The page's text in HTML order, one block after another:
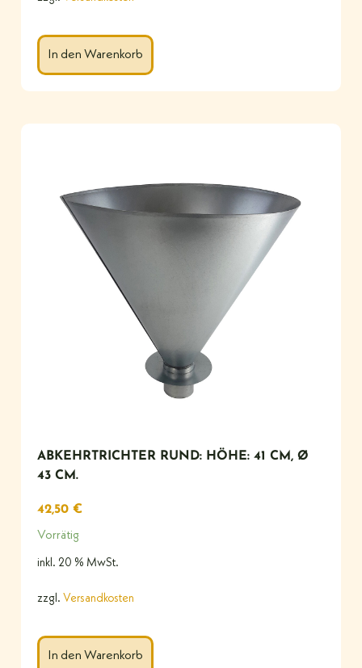
In den Warenkorb
ABKEHRTRICHTER RUND: HÖHE: 41 CM, Ø
43 CM.
42,50 €
Vorrätig
inkl. 20 % MwSt.
zzgl. Versandkosten
In den Warenkorb